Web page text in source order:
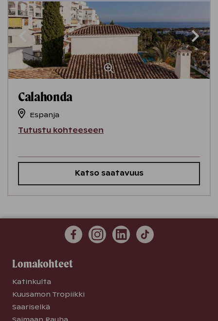
Calahonda
Espanja
Tutustu kohteeseen
Katso saatavuus
Lomakohteet
Katinkulta
Kuusamon Tropiikki
Saariselkä